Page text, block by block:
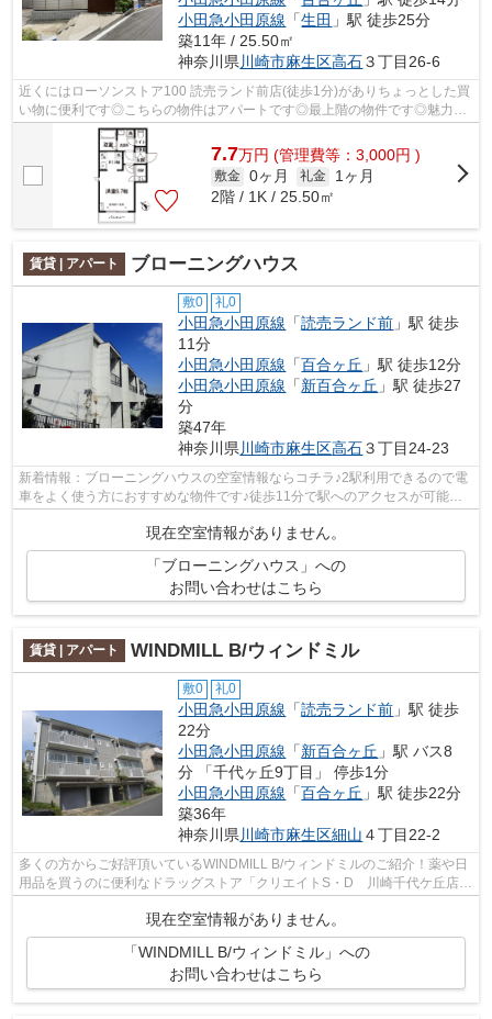
小田急小田原線 「生田 」駅 徒歩25分
築11年 / 25.50㎡
神奈川県 川崎市麻生区高石３丁目26-6
近くにはローソンストア100 読売ランド前店(徒歩1分)がありちょっとした買
い物に便利です◎こちらの物件はアパートです◎最上階の物件です◎魅力も
多い賃貸物件はいかがでしょうか◎メール...
7.7万円 (管理費等：3,000円 )
敷金 0ヶ月 礼金
1ヶ月
2階 / 1K / 25.50㎡
賃貸 | アパート ブローニングハウス
敷0 礼0
小田急小田原線 「読売ランド前 」駅 徒歩
11分
小田急小田原線 「百合ヶ丘 」駅 徒歩12分
小田急小田原線 「新百合ヶ丘 」駅 徒歩27
分
築47年
神奈川県 川崎市麻生区高石３丁目24-23
新着情報：ブローニングハウスの空室情報ならコチラ♪2駅利用できるので電
車をよく使う方におすすめな物件です♪徒歩11分で駅へのアクセスが可能な
物件です♪新しい日々を送るにふさわし...
現在空室情報がありません。
「ブローニングハウス」への
お問い合わせはこちら
賃貸 | アパート WINDMILL B/ウィンドミル
敷0 礼0
小田急小田原線 「読売ランド前 」駅 徒歩
22分
小田急小田原線 「新百合ヶ丘 」駅 バス8
分 「千代ヶ丘9丁目」 停歩1分
小田急小田原線 「百合ヶ丘 」駅 徒歩22分
築36年
神奈川県川崎市麻生区細山 ４丁目22-2
多くの方からご好評頂いているWINDMILL B/ウィンドミルのご紹介！薬や日
用品を買うのに便利なドラッグストア「クリエイトS・D 川崎千代ケ丘店」
現在空室情報がありません。
「WINDMILL B/ウィンドミル」への
お問い合わせはこちら